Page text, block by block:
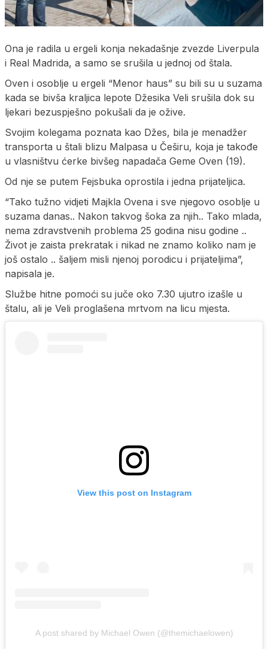
Ona je radila u ergeli konja nekadašnje zvezde Liverpula
i Real Madrida, a samo se srušila u jednoj od štala.
Oven i osoblje u ergeli “Menor haus” su bili su u suzama
kada se bivša kraljica lepote Džesika Veli srušila dok su
ljekari bezuspješno pokušali da je ožive.
Svojim kolegama poznata kao Džes, bila je menadžer
transporta u štali blizu Malpasa u Češiru, koja je takođe
u vlasništvu ćerke bivšeg napadača Geme Oven (19).
Od nje se putem Fejsbuka oprostila i jedna prijateljica.
“Tako tužno vidjeti Majkla Ovena i sve njegovo osoblje u
suzama danas.. Nakon takvog šoka za njih.. Tako mlada,
nema zdravstvenih problema 25 godina nisu godine ..
Život je zaista prekratak i nikad ne znamo koliko nam je
još ostalo .. šaljem misli njenoj porodicu i prijateljima”,
napisala je.
Službe hitne pomoći su juče oko 7.30 ujutro izašle u
štalu, ali je Veli proglašena mrtvom na licu mjesta.
View this post on Instagram
A post shared by Michael Owen (@themichaelowen)